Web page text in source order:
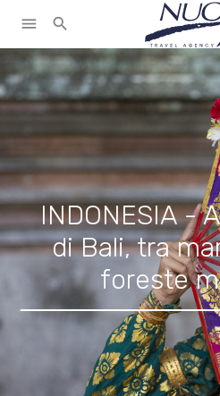
menu search
INDONESIA -
di Bali, tra
foreste